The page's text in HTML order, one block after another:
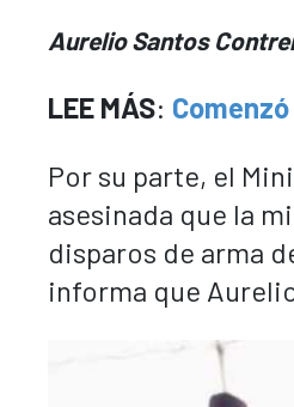
Aurelio Santos
LEE MÁS:
Por su parte, el
asesinada que la
disparos de arma
informa que